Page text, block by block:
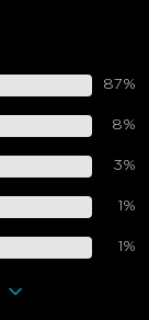
87%
8%
3%
1 %
1 %